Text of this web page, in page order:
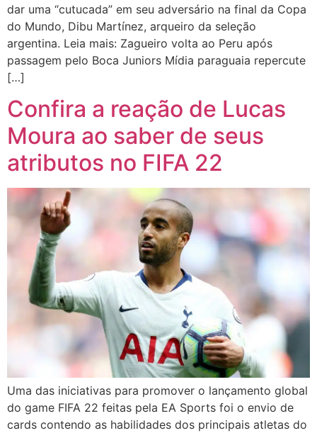
dar uma “cutucada” em seu adversário na final da Copa
do Mundo, Dibu Martínez, arqueiro da seleção
argentina. Leia mais: Zagueiro volta ao Peru após
passagem pelo Boca Juniors Mídia paraguaia repercute
[…]
Confira a reação de Lucas
Moura ao saber de seus
atributos no FIFA 22
Uma das iniciativas para promover o lançamento global
do game FIFA 22 feitas pela EA Sports foi o envio de
cards contendo as habilidades dos principais atletas do